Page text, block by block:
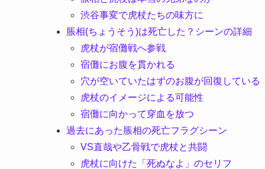
渋谷事変で虎杖たちの味方に
脹相(ちょうそう)は死亡した？シーンの詳細
虎杖が宿儺戦へ参戦
宿儺にお腹を貫かれる
穴が空いていたはずのお腹が回復している
虎杖のイメージによる可能性
宿儺に向かって穿血を放つ
過去にあった脹相の死亡フラグシーン
VS直哉や乙骨戦で虎杖と共闘
虎杖に向けた「死ぬなよ」のセリフ